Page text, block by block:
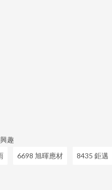
趣
6698 旭暉應材 8435 鉅邁